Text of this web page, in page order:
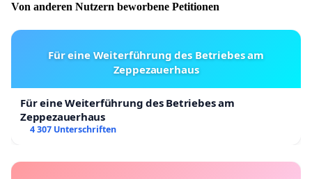
Von anderen Nutzern beworbene Petitionen
Für eine Weiterführung des Betriebes am
Zeppezauerhaus
Für eine Weiterführung des Betriebes am
Zeppezauerhaus
4 307 Unterschriften